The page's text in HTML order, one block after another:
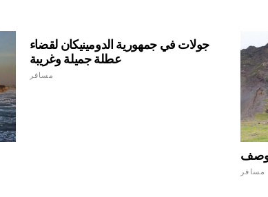
جولات في جمهورية الدومينيكان لقضاء
عطلة جميلة وغريبة
مسافر
مسافر